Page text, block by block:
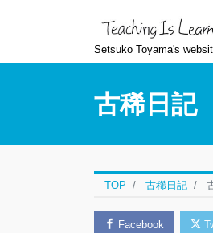
Setsuko Toyama's
古稀日記
TOP 古稀日記
Facebook